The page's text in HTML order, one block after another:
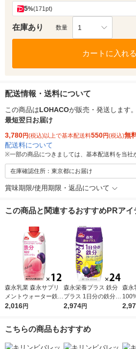
5%(171pt)
在庫あり 数量 1
カートに入れる
配送情報・送料について
この商品はLOHACOが販売・発送します。
最短翌日お届け
3,780円(税込)以上で基本配送料550円(税込)無
配送料について
※一部の商品につきましては、基本配送料を当社
在庫確認住所：東京都にお届け
賞味期限/使用期限・返品について
この商品と関連するおすすめPRアイ
森永乳業 森永サプリ
メントウォーター鉄分
香るもも水 330ml 1箱
2,016円
森永栄養プラス 鉄分
プラス 1日分の鉄分
プルーン＋グレープ 2
リメントドリンク 森
2,974円
森永
1箱
こちらの商品もおすすめ